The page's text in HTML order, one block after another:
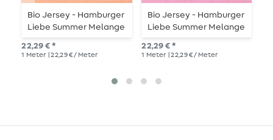
Bio Jersey - Hamburger
Liebe Summer Melange
22,29 € *
1 Meter | 22,29 € / Meter
Bio Jersey - Hamburger
Liebe Summer Melange
22,29 € *
1 Meter | 22,29 € / Meter